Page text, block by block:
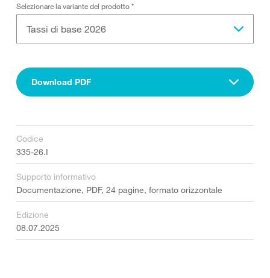
Selezionare la variante del prodotto*
Tassi di base 2026
Download PDF
Codice
335-26.I
Supporto informativo
Documentazione, PDF, 24 pagine, formato orizzontale
Edizione
08.07.2025